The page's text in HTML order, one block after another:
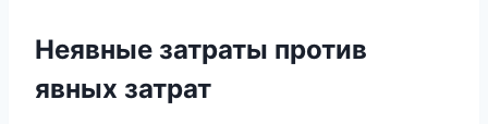
Неявные затраты против
явных затрат